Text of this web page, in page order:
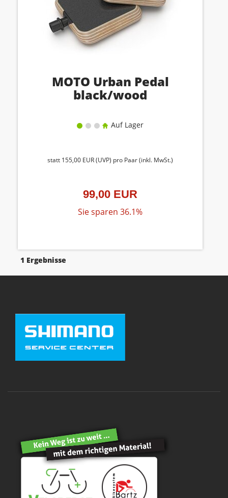
MOTO Urban Pedal
black/wood
Auf Lager
statt 155,00 EUR(UVP) pro Paar (inkl. MwSt.)
99,00 EUR
Sie sparen 36.1%
1 Ergebnisse